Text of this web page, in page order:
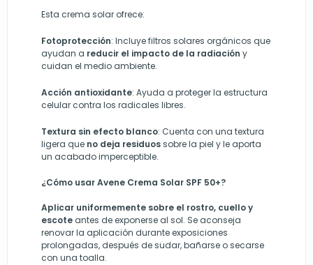
Esta crema solar ofrece:
Fotoprotección: Incluye filtros solares orgánicos que
ayudan a reducir el impacto de la radiación y
cuidan el medio ambiente.
Acción antioxidante: Ayuda a proteger la estructura
celular contra los radicales libres.
Textura sin efecto blanco: Cuenta con una textura
ligera que no deja residuossobre la piel y le aporta
un acabado imperceptible.
¿Cómo usar Avene Crema Solar SPF 50+?
Aplicar uniformemente sobre el rostro, cuello y
escote antes de exponerse al sol. Se aconseja
renovar la aplicación durante exposiciones
prolongadas, después de sudar, bañarse o secarse
con una toalla.